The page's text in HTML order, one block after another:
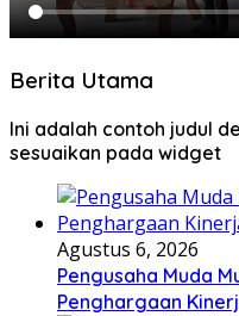
Berita Utama
Ini adalah contoh judul
sesuaikan pada widget
Agustus 6, 2026
Pengusaha Muda
Penghargaan